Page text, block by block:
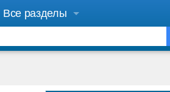
Все разделы